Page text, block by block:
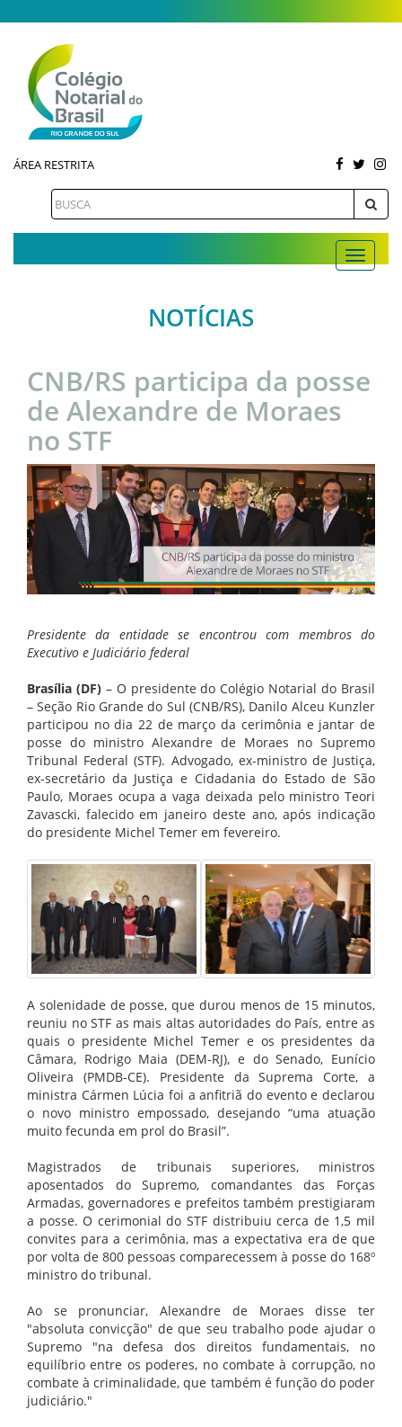
ÁREA RESTRITA
NOTÍCIAS
CNB/RS participa da posse
de Alexandre de Moraes
no STF
Presidente da entidade se encontrou com membros do
Executivo e Judiciário federal
Brasília (DF) – O presidente do Colégio Notarial do Brasil
– Seção Rio Grande do Sul (CNB/RS), Danilo Alceu Kunzler
participou no dia 22 de março da cerimônia e jantar de
posse do ministro Alexandre de Moraes no Supremo
Tribunal Federal (STF). Advogado, ex-ministro de Justiça,
ex-secretário da Justiça e Cidadania do Estado de São
Paulo, Moraes ocupa a vaga deixada pelo ministro Teori
Zavascki, falecido em janeiro deste ano, após indicação
do presidente Michel Temer em fevereiro.
A solenidade de posse, que durou menos de 15 minutos,
reuniu no STF as mais altas autoridades do País, entre as
quais o presidente Michel Temer e os presidentes da
Câmara, Rodrigo Maia (DEM-RJ), e do Senado, Eunício
Oliveira (PMDB-CE). Presidente da Suprema Corte, a
ministra Cármen Lúcia foi a anfitriã do evento e declarou
o novo ministro empossado, desejando “uma atuação
muito fecunda em prol do Brasil”.
Magistrados de tribunais superiores, ministros
aposentados do Supremo, comandantes das Forças
Armadas, governadores e prefeitos também prestigiaram
a posse. O cerimonial do STF distribuiu cerca de 1,5 mil
convites para a cerimônia, mas a expectativa era de que
por volta de 800 pessoas comparecessem à posse do 168º
ministro do tribunal.
Ao se pronunciar, Alexandre de Moraes disse ter
"absoluta convicção" de que seu trabalho pode ajudar o
Supremo "na defesa dos direitos fundamentais, no
equilíbrio entre os poderes, no combate à corrupção, no
combate à criminalidade, que também é função do poder
judiciário."